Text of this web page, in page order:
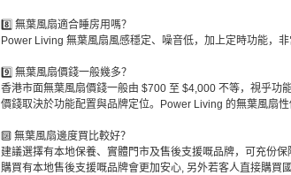
8️⃣ 無葉風扇適合睡房用嗎？
Power Living 無葉風扇風感穩定、噪音低，加上定時功能，非
9️⃣ 無葉風扇價錢一般幾多？
香港市面無葉風扇價錢一般由 $700 至 $4,000 不等，視乎功能
價錢取決於功能配置與品牌定位。Power Living 的無葉風扇
🔟 無葉風扇邊度買比較好？
建議選擇有本地保養、實體門市及售後支援嘅品牌，可充份保
購買有本地售後支援嘅品牌會更加安心, 另外若客人直接購